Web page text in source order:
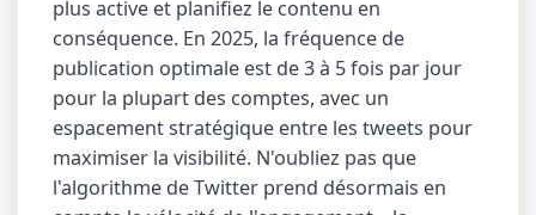
plus active et planifiez le contenu en
conséquence. En 2025, la fréquence de
publication optimale est de 3 à 5 fois par jour
pour la plupart des comptes, avec un
espacement stratégique entre les tweets pour
maximiser la visibilité. N'oubliez pas que
l'algorithme de Twitter prend désormais en